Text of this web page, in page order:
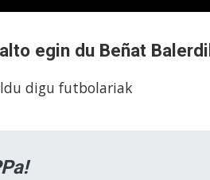
egin du Beñat
digu futbolariak